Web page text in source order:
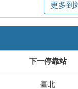
更多到
下一停靠站
臺北